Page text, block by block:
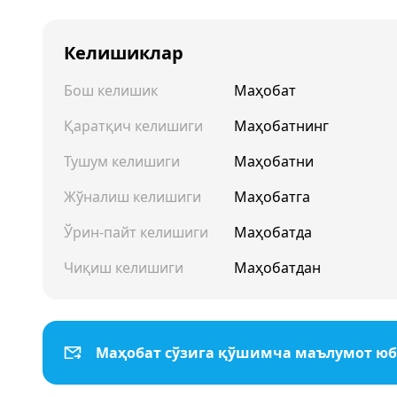
Келишиклар
Бош келишик
Маҳобат
Қаратқич келишиги
Маҳобатнинг
Тушум келишиги
Маҳобатни
Жўналиш келишиги
Маҳобатга
Ўрин-пайт келишиги
Маҳобатда
Чиқиш келишиги
Маҳобатдан
Маҳобат сўзига қўшимча маълумот